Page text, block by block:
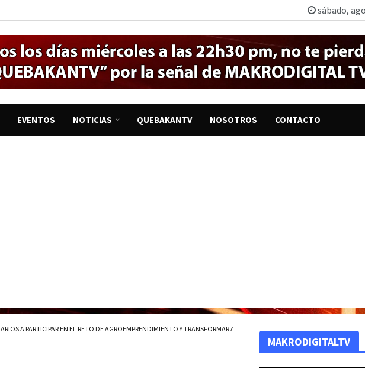
sábado,
EVENTOS NOTICIAS QUEBAKANTV NOSOTROS CONTACTO
A PARTICIPAR EN EL RETO DE AGROEMPRENDIMIENTO Y TRANSFORMAR AL SECTOR AGRÍCOLA
MAKRODIGITALTV